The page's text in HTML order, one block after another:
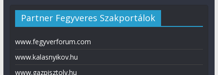
Partner Fegyveres Szakportálok
www.fegyverforum.com
www.kalasnyikov.hu
www.gazpisztoly.hu